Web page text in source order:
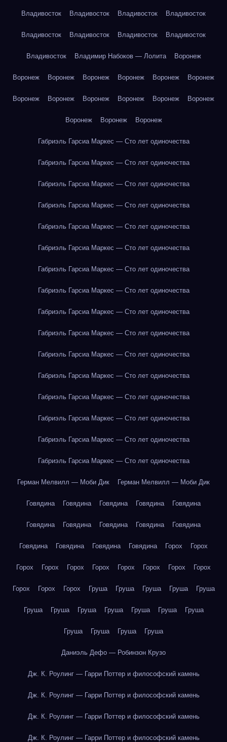
Владивосток Владивосток Владивосток Владивосток
Владивосток Владивосток Владивосток Владивосток
Владивосток Владимир Набоков — Лолита Воронеж
Воронеж Воронеж Воронеж Воронеж Воронеж Воронеж
Воронеж Воронеж Воронеж Воронеж Воронеж Воронеж
Воронеж Воронеж Воронеж
Габриэль Гарсиа Маркес — Сто лет одиночества
Габриэль Гарсиа Маркес — Сто лет одиночества
Габриэль Гарсиа Маркес — Сто лет одиночества
Габриэль Гарсиа Маркес — Сто лет одиночества
Габриэль Гарсиа Маркес — Сто лет одиночества
Габриэль Гарсиа Маркес — Сто лет одиночества
Габриэль Гарсиа Маркес — Сто лет одиночества
Габриэль Гарсиа Маркес — Сто лет одиночества
Габриэль Гарсиа Маркес — Сто лет одиночества
Габриэль Гарсиа Маркес — Сто лет одиночества
Габриэль Гарсиа Маркес — Сто лет одиночества
Габриэль Гарсиа Маркес — Сто лет одиночества
Габриэль Гарсиа Маркес — Сто лет одиночества
Габриэль Гарсиа Маркес — Сто лет одиночества
Габриэль Гарсиа Маркес — Сто лет одиночества
Габриэль Гарсиа Маркес — Сто лет одиночества
Герман Мелвилл — Моби Дик Герман Мелвилл — Моби Дик
Говядина Говядина Говядина Говядина Говядина
Говядина Говядина Говядина Говядина Говядина
Говядина Говядина Говядина Говядина Горох Горох
Горох Горох Горох Горох Горох Горох Горох Горох
Горох Горох Горох Груша Груша Груша Груша Груша
Груша Груша Груша Груша Груша Груша Груша
Груша Груша Груша Груша
Даниэль Дефо — Робинзон Крузо
Дж. К. Роулинг — Гарри Поттер и философский камень
Дж. К. Роулинг — Гарри Поттер и философский камень
Дж. К. Роулинг — Гарри Поттер и философский камень
Дж. К. Роулинг — Гарри Поттер и философский камень